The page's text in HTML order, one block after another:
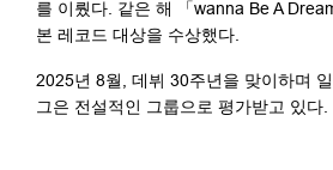
를 이뤘다. 같은 해 「wanna Be A
본 레코드 대상을 수상했다.
2025년 8월, 데뷔 30주년을 맞이하며
그은 전설적인 그룹으로 평가받고 있다.